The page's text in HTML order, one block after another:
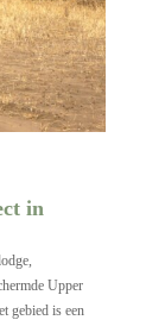
in
Upper
gebied is een